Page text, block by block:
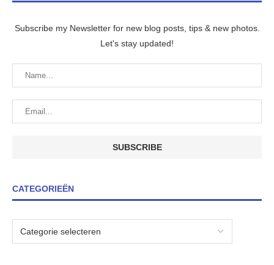
Subscribe my Newsletter for new blog posts, tips & new photos.
Let's stay updated!
CATEGORIEËN